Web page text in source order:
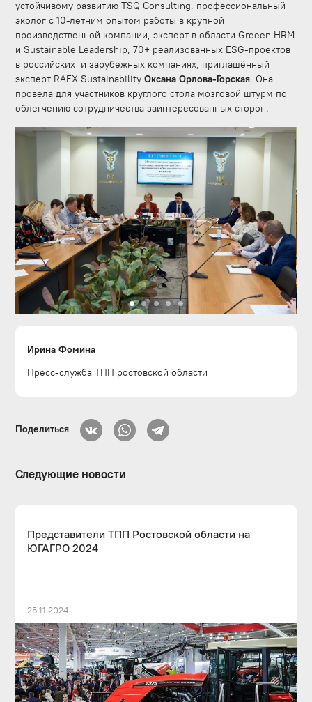
устойчивому развитию TSQ Consulting, профессиональный
эколог с 10-летним опытом работы в крупной
производственной компании, эксперт в области Greeen HRM
и Sustainable Leadership, 70+ реализованных ESG-проектов
в российских и зарубежных компаниях, приглашённый
эксперт RAEX SustainabilityОксана Орлова-Горская. Она
провела для участников круглого стола мозговой штурм по
облегчению сотрудничества заинтересованных сторон.
Ирина Фомина
Пресс-служба ТПП ростовской области
Поделиться
Следующие новости
Представители ТПП Ростовской области на
ЮГАГРО 2024
25.11.2024